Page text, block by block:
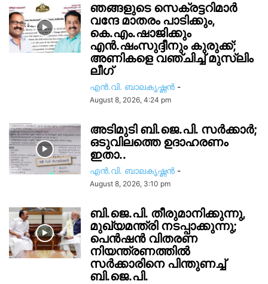
ഞങ്ങളുടെ സെക്രട്ടറിമാർ
വന്ദേ മാതരം പാടിക്കും,
കെ.എം.ഷാജിക്കും
എൻ.ഷംസുദ്ദീനും കുരുക്ക്;
അണികളെ വഞ്ചിച്ച് മുസ്ലിം
ലീഗ്
എൻ.വി. ബാലകൃഷ്ണൻ -
August 8, 2026, 4:24 pm
അടിമുടി ബി.ജെ.പി. സർക്കാർ;
ഒടുവിലത്തെ ഉദാഹരണം
ഇതാ..
എൻ.വി. ബാലകൃഷ്ണൻ -
August 8, 2026, 3:10 pm
ബി.ജെ.പി. തീരുമാനിക്കുന്നു,
മുഖ്യമന്ത്രി നടപ്പാക്കുന്നു;
പെൻഷൻ വിതരണ
നിയന്ത്രണത്തിൽ
സ‍ർക്കാരിനെ പിന്തുണച്ച്
ബി.ജെ.പി.